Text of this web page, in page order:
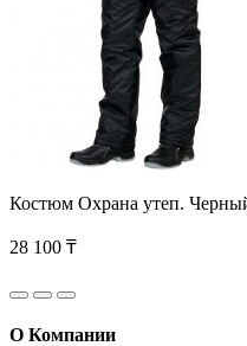
Костюм Охрана утеп.
28 100 ₸
О Компании